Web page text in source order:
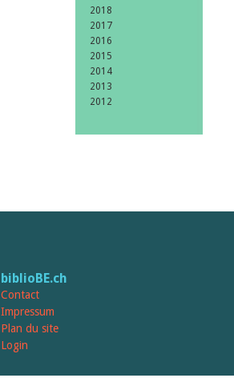
2018
2017
2016
2015
2014
2013
2012
biblioBE.ch
Contact
Impressum
Plan du site
Login